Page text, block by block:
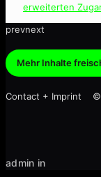
erweiterten
prevnext
Mehr Inhalte
Contact + Imprint ©
admin in